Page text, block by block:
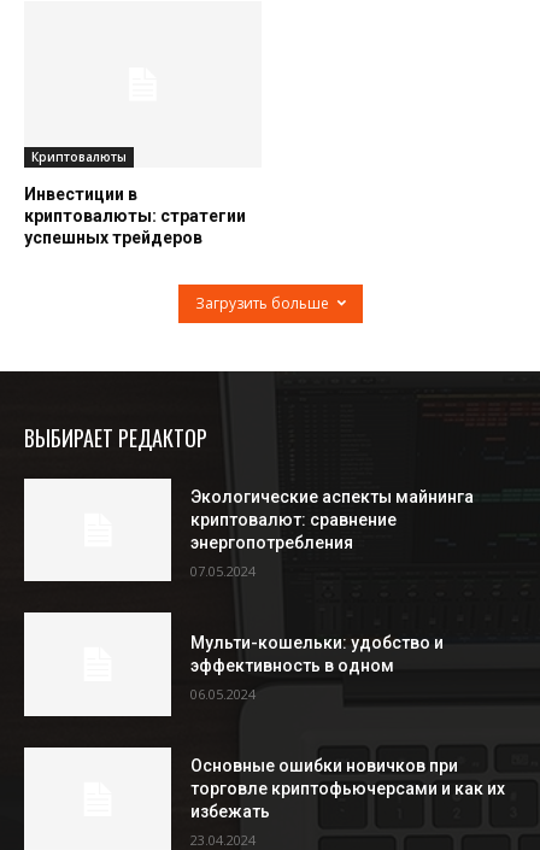
Криптовалюты
Инвестиции в
криптовалюты: стратегии
успешных трейдеров
Загрузить больше
ВЫБИРАЕТ РЕДАКТОР
Экологические аспекты майнинга
криптовалют: сравнение
энергопотребления
07.05.2024
Мульти-кошельки: удобство и
эффективность в одном
06.05.2024
Основные ошибки новичков при
торговле криптофьючерсами и как их
избежать
23.04.2024